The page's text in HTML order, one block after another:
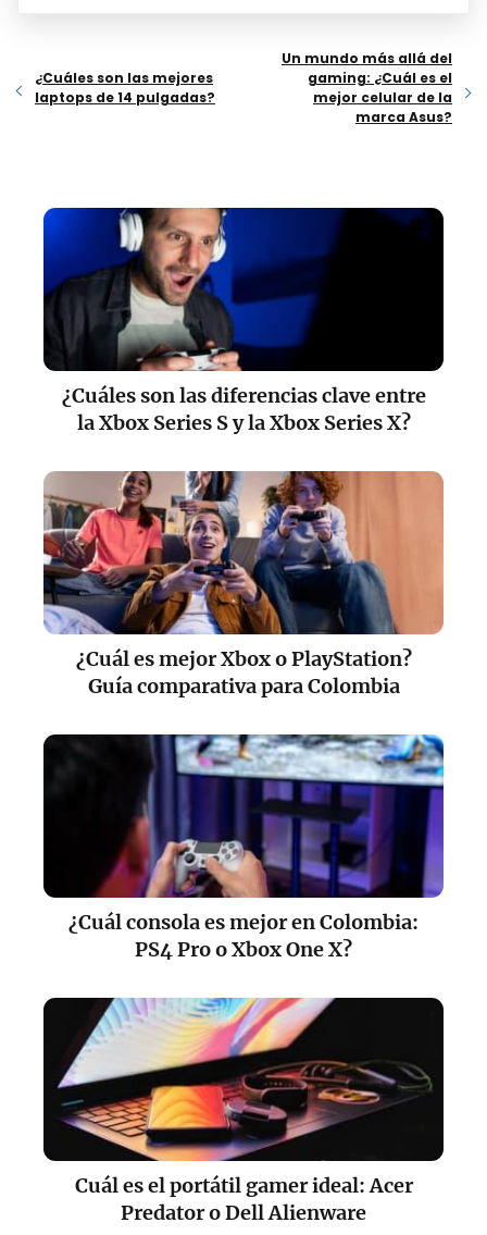
¿Cuáles son las mejores
laptops de 14 pulgadas?
Un mundo más allá del
gaming: ¿Cuál es el
mejor celular de la
marca Asus?
¿Cuáles son las diferencias clave entre
la Xbox Series S y la Xbox Series X?
¿Cuál es mejor Xbox o PlayStation?
Guía comparativa para Colombia
¿Cuál consola es mejor en Colombia:
PS4 Pro o Xbox One X?
Cuál es el portátil gamer ideal: Acer
Predator o Dell Alienware